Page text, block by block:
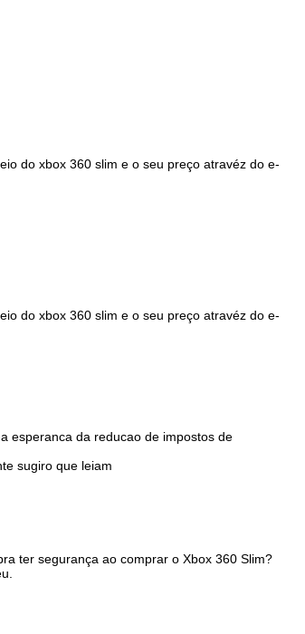
do xbox 360 slim e o seu preço atravéz do e-
do xbox 360 slim e o seu preço atravéz do e-
esperanca da reducao de impostos de
sugiro que leiam
ter segurança ao comprar o Xbox 360 Slim?